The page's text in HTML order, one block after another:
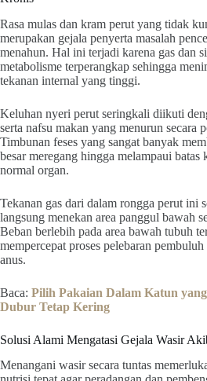
Rasa mulas dan kram perut yang tidak
merupakan gejala penyerta masalah
menahun. Hal ini terjadi karena gas dan
metabolisme terperangkap sehingga
tekanan internal yang tinggi.
Keluhan nyeri perut seringkali diikuti
serta nafsu makan yang menurun secara
Timbunan feses yang sangat banyak
besar meregang hingga melampaui batas
normal organ.
Tekanan gas dari dalam rongga perut ini
langsung menekan area panggul bawah
Beban berlebih pada area bawah tubuh
mempercepat proses pelebaran pembuluh
anus.
Baca: Pilih Pakaian Dalam Katun
Dubur Tetap Kering
Solusi Alami Mengatasi Gejala Wasir
Menangani wasir secara tuntas